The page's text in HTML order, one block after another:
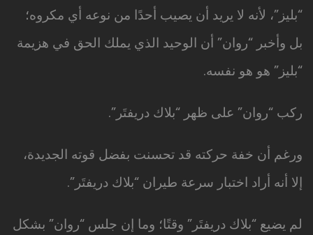
“بليز”، لأنه لا يريد أن يصيب أحدًا من نوعه أي مكروه؛
بل وأخبر “روان” أن الوحيد الذي يملك الحق في هزيمة
“بليز” هو هو نفسه.
ركب “روان” على ظهر “بلاك دريفتَر”.
ورغم أن خفة حركته قد تحسنت بفضل قوته الجديدة،
إلا أنه أراد اختبار سرعة طيران “بلاك دريفتَر”.
لم يضيع “بلاك دريفتَر” وقتًا؛ وما إن جلس “روان” بشكل